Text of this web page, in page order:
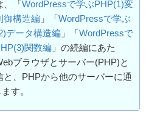
、「 WordPressで学ぶPHP(1)変
御構造編 」「 WordPressで学ぶ
データ構造編 」「 WordPressで
関数編 」の続編にあた
ブラウザとサーバー(PHP)と
と、PHPから他のサーバーに通
す。